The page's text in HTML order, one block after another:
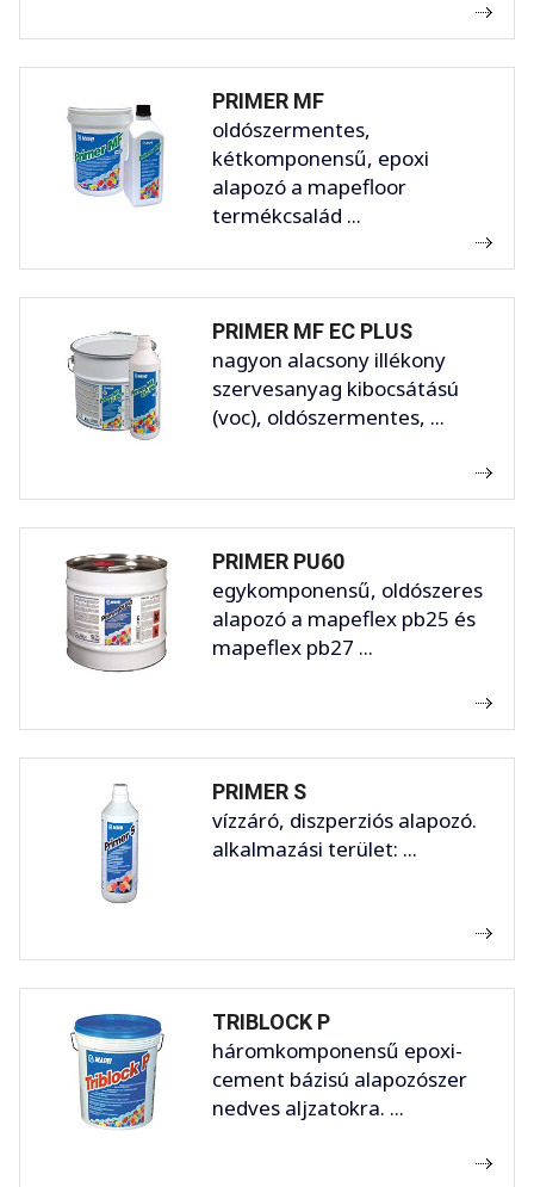
PRIMER MF
oldószermentes,
kétkomponensű, epoxi
alapozó a mapefloor
termékcsalád ...
PRIMER MF EC PLUS
nagyon alacsony illékony
szervesanyag kibocsátású
(voc), oldószermentes, ...
PRIMER PU60
egykomponensű, oldószeres
alapozó a mapeflex pb25 és
mapeflex pb27 ...
PRIMER S
vízzáró, diszperziós alapozó.
alkalmazási terület: ...
TRIBLOCK P
háromkomponensű epoxi-
cement bázisú alapozószer
nedves aljzatokra. ...